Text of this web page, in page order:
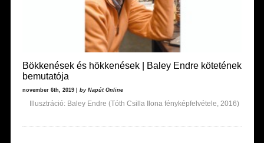
Bökkenések és hökkenések | Baley Endre kötetének
bemutatója
november 6th, 2019 | by Napút Online
Illusztráció: Baley Endre (Tóth Csilla Ilona fényképfelvétele, 2016)